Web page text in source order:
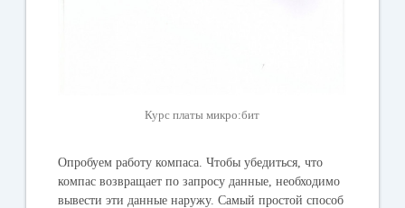
Курс платы микро:бит
Опробуем работу компаса. Чтобы убедиться, что
компас возвращает по запросу данные, необходимо
вывести эти данные наружу. Самый простой способ